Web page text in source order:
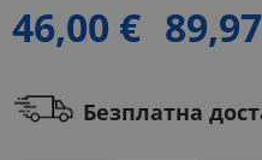
46,00 €
Безплатна